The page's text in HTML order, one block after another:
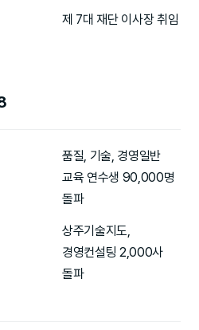
제 7대 재단 이사장 취임
품질, 기술, 경영일반
교육 연수생 90,000명
돌파
상주기술지도,
경영컨설팅 2,000사
돌파